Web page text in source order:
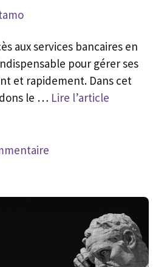
aux services bancaires en
pour gérer ses
et rapidement. Dans cet
le … Lire l’article